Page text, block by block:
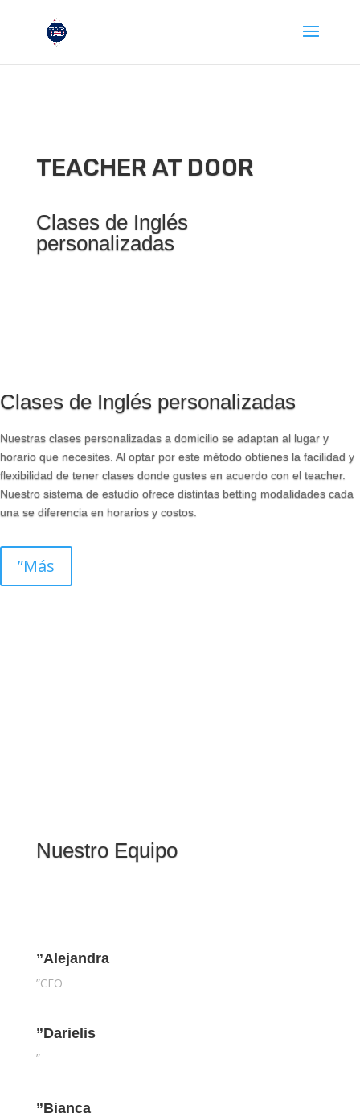
TEACHER AT DOOR
Clases de Inglés
personalizadas
Clases de Inglés personalizadas
Nuestras clases personalizadas a domicilio se adaptan al lugar y
horario que necesites. Al optar por este método obtienes la facilidad y
flexibilidad de tener clases donde gustes en acuerdo con el teacher.
Nuestro sistema de estudio ofrece distintas betting modalidades cada
una se diferencia en horarios y costos.
”Más
Nuestro Equipo
”Alejandra
”CEO
”Darielis
”
”Bianca